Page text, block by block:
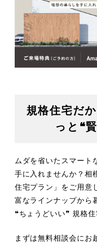
規格住宅だ
っと❝
ムダを省いたスマート
手に入れませんか？相
住宅プラン」をご用意
富なラインナップから
❝ちょうどいい❞ 規格
まずは無料相談会にお